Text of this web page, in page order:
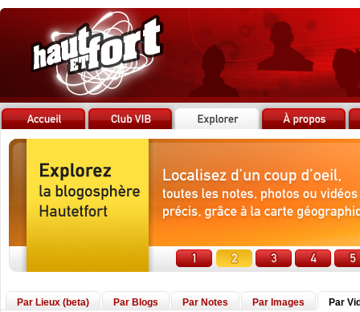
Par Lieux (beta) Par Blogs Par Notes Par Images Par